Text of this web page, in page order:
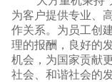
为客户提供专业、
作关系。为员工创
理的报酬，良好的
机会，为国家贡献
社会、和谐社会的发